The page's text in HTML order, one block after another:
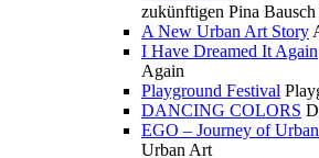
zukünftigen Pina
A New Urban Art Story
I Have Dreamed It Again
Again
Playground Festival
DANCING COLORS
EGO – Journey of
Urban Art